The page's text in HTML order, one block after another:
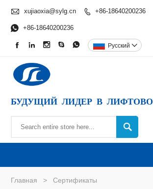
 xujiaoxia@sylg.cn  +86-18640200236
 +86-18640200236
     Pусский 
БУДУЩИЙ ЛИДЕР В

Главная > Сертификаты